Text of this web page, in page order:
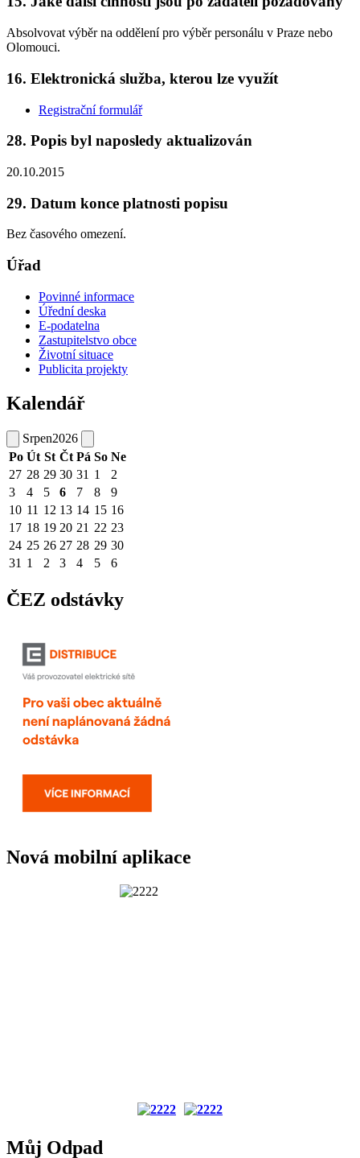
Absolvovat výběr na oddělení pro výběr personálu v Praze nebo
Olomouci.
16. Elektronická služba, kterou lze využít
Registrační formulář
28. Popis byl naposledy aktualizován
20.10.2015
29. Datum konce platnosti popisu
Bez časového omezení.
Úřad
Povinné informace
Úřední deska
E-podatelna
Zastupitelstvo obce
Životní situace
Publicita projekty
Kalendář
Srpen2026
Po Út St Čt Pá So Ne
27 28 29 30 31 1
2
3
4 5 6 7 8
9
10 11 12 13 14 15 16
17 18 19 20 21 22 23
24 25 26 27 28 29 30
31 1 2 3 4 5 6
ČEZ odstávky
Nová mobilní aplikace
Můj Odpad